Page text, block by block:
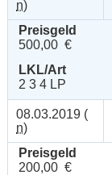
n)
Preisgeld
500,00 €
LKL/Art
2 3 4 LP
08.03.2019 (
n)
Preisgeld
200,00 €